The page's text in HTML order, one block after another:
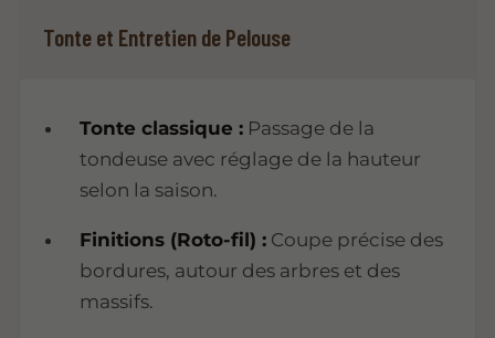
Tonte et Entretien de Pelouse
Tonte classique : Passage de la
tondeuse avec réglage de la hauteur
selon la saison.
Finitions (Roto-fil) : Coupe précise des
bordures, autour des arbres et des
massifs.